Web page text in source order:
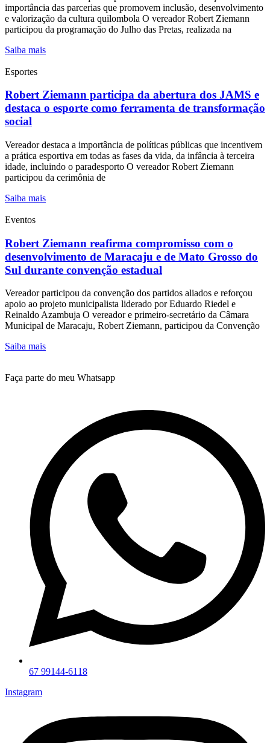
importância das parcerias que promovem inclusão, desenvolvimento
e valorização da cultura quilombola O vereador Robert Ziemann
participou da programação do Julho das Pretas, realizada na
Saiba mais
Esportes
Robert Ziemann participa da abertura dos JAMS e
destaca o esporte como ferramenta de transformação
social
Vereador destaca a importância de políticas públicas que incentivem
a prática esportiva em todas as fases da vida, da infância à terceira
idade, incluindo o paradesporto O vereador Robert Ziemann
participou da cerimônia de
Saiba mais
Eventos
Robert Ziemann reafirma compromisso com o
desenvolvimento de Maracaju e de Mato Grosso do
Sul durante convenção estadual
Vereador participou da convenção dos partidos aliados e reforçou
apoio ao projeto municipalista liderado por Eduardo Riedel e
Reinaldo Azambuja O vereador e primeiro-secretário da Câmara
Municipal de Maracaju, Robert Ziemann, participou da Convenção
Saiba mais
Faça parte do meu Whatsapp
67 99144-6118
Instagram